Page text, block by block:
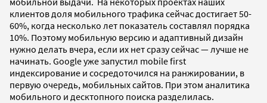
клиентов доля мобильного трафика сейчас достигает 50-
60%, когда несколько лет показатель составлял порядка
10%. Поэтому мобильную версию и адаптивный дизайн
нужно делать вчера, если их нет сразу сейчас — лучше не
начинать. Google уже запустил mobile first
индексирование и сосредоточился на ранжировании, в
первую очередь, мобильных сайтов. При этом аналитика
мобильного и десктопного поиска разделилась.